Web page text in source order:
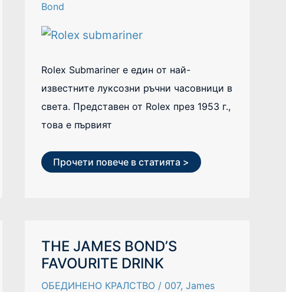
Bond
Rolex Submariner е един от най-
известните луксозни ръчни часовници в
света. Представен от Rolex през 1953 г.,
това е първият
Прочети повече в статията >
THE JAMES BOND’S
FAVOURITE DRINK
ОБЕДИНЕНО КРАЛСТВО / 007,James
THE
JAMES
BOND’S
FAVOURITE
DRINK